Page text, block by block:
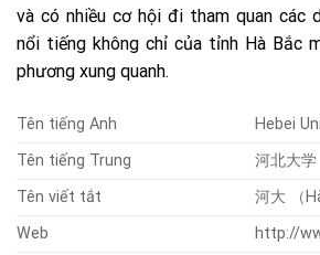
và có nhiều cơ hội đi tham quan các
nổi tiếng không chỉ của tỉnh Hà Bắc
phương xung quanh.
Tên tiếng Anh
Hebei
Tên tiếng Trung
河北大学
Tên viết tắt
河大 （
Web
http://